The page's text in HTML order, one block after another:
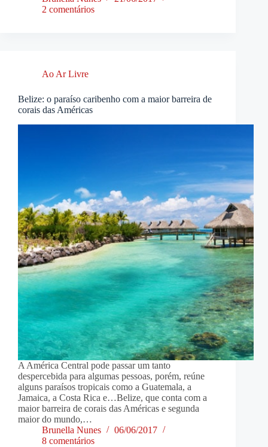
2 comentários
Ao Ar Livre
Belize: o paraíso caribenho com a maior barreira de
corais das Américas
A América Central pode passar um tanto
despercebida para algumas pessoas, porém, reúne
alguns paraísos tropicais como a Guatemala, a
Jamaica, a Costa Rica e…Belize, que conta com a
maior barreira de corais das Américas e segunda
maior do mundo,…
Brunella Nunes
06/06/2017
8 comentários